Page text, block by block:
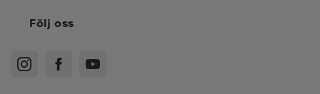
Följ oss